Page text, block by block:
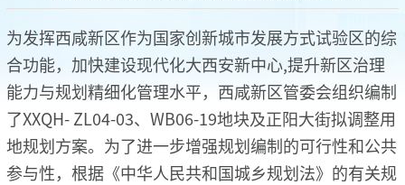
为发挥西咸新区作为国家创新城市发展方式试验区的综
合功能，加快建设现代化大西安新中心,提升新区治理
能力与规划精细化管理水平，西咸新区管委会组织编制
了XXQH- ZL04-03、WB06-19地块及正阳大街拟调整用
地规划方案。为了进一步增强规划编制的可行性和公共
参与性，根据《中华人民共和国城乡规划法》的有关规